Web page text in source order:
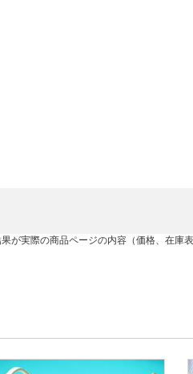
が実際の商品ページの内容（価格、在庫